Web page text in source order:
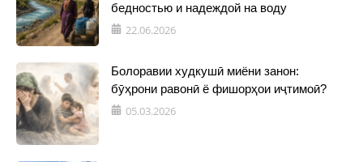
бедностью и надеждой на воду
22.06.2026
Болоравии худкушӣ миёни занон:
бӯҳрони равонӣ ё фишорҳои иҷтимоӣ?
05.03.2026